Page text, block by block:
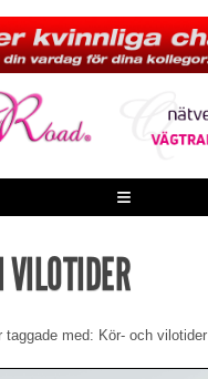
≡
taggade med: Kör- och vilotider